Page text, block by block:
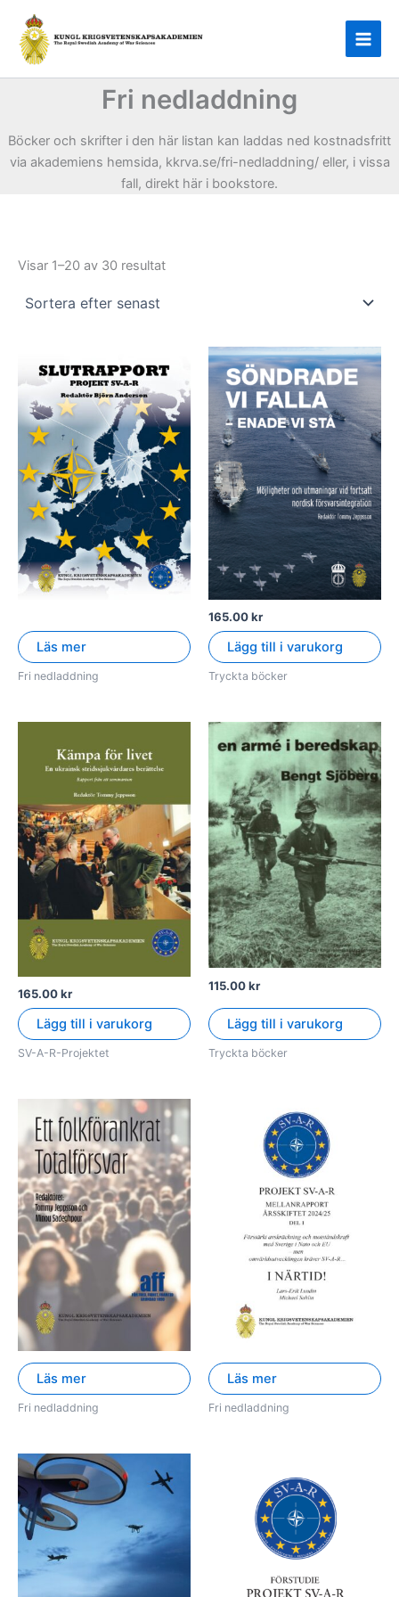
innehåll
Fri nedladdning
Böcker och skrifter i den här listan kan laddas ned kostnadsfritt
via akademiens hemsida, kkrva.se/fri-nedladdning/ eller, i vissa
fall, direkt här i bookstore.
Visar 1–20 av 30 resultatSortera
Läs mer
Fri nedladdning
165.00kr
Lägg till i varukorg
Tryckta böcker
165.00kr
Lägg till i varukorg
SV-A-R-Projektet
115.00kr
Lägg till i varukorg
Tryckta böcker
Läs mer
Fri nedladdning
Läs mer
Fri nedladdning